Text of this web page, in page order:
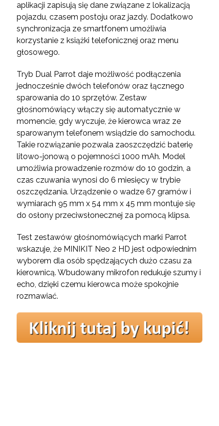
aplikacji zapisują się dane związane z lokalizacją
pojazdu, czasem postoju oraz jazdy. Dodatkowo
synchronizacja ze smartfonem umożliwia
korzystanie z książki telefonicznej oraz menu
głosowego.
Tryb Dual Parrot daje możliwość podłączenia
jednocześnie dwóch telefonów oraz łącznego
sparowania do 10 sprzętów. Zestaw
głośnomówiący włączy się automatycznie w
momencie, gdy wyczuje, że kierowca wraz ze
sparowanym telefonem wsiądzie do samochodu.
Takie rozwiązanie pozwala zaoszczędzić baterię
litowo-jonową o pojemności 1000 mAh. Model
umożliwia prowadzenie rozmów do 10 godzin, a
czas czuwania wynosi do 6 miesięcy w trybie
oszczędzania. Urządzenie o wadze 67 gramów i
wymiarach 95 mm x 54 mm x 45 mm montuje się
do osłony przeciwsłonecznej za pomocą klipsa.
Test zestawów głośnomówiących marki Parrot
wskazuje, że MINIKIT Neo 2 HD jest odpowiednim
wyborem dla osób spędzających dużo czasu za
kierownicą. Wbudowany mikrofon redukuje szumy i
echo, dzięki czemu kierowca może spokojnie
rozmawiać.